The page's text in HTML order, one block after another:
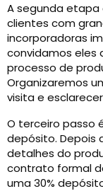
A segunda etapa
clientes com
incorporadoras
convidamos eles
processo de
Organizaremos
visita e
O terceiro passo
depósito. Depois
detalhes do
contrato formal
uma 30%